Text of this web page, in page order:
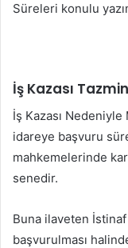
Süreleri konulu
İş Kazası
İş Kazası Nedeniyle
idareye başvuru
mahkemelerinde
senedir.
Buna ilaveten
başvurulması